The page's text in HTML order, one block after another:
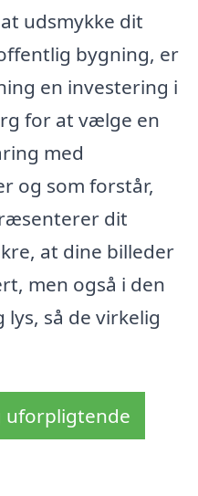
udsmykke dit
bygning, er
en investering i
for at vælge en
med
og som forstår,
dit
at dine billeder
men også i den
så de virkelig
uforpligtende